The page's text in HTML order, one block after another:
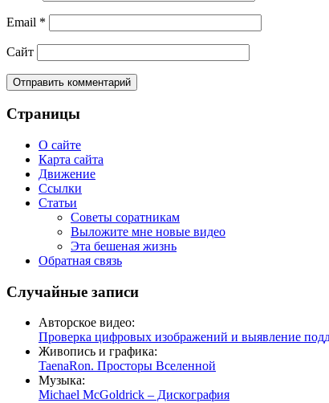
Email *
Сайт
Страницы
О сайте
Карта сайта
Движение
Ссылки
Статьи
Советы соратникам
Выложите мне новые видео
Эта бешеная жизнь
Обратная связь
Случайные записи
Авторское видео:
Проверка цифровых изображений и выявление
Живопись и графика:
TaenaRon. Просторы Вселенной
Музыка:
Michael McGoldrick – Дискография